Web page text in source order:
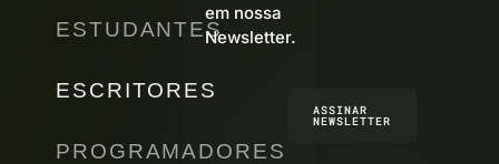
ESTUDANTES
ESCRITORES
PROGRAMADORES
em nossa
Newsletter.
ASSINAR
NEWSLETTER